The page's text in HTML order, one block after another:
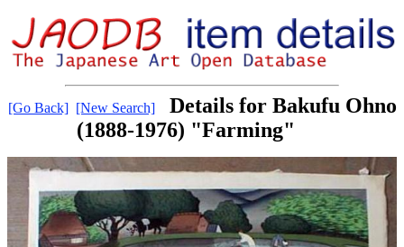
[Go Back] [New Search]
Details for Bakufu Ohno
(1888-1976) "Farming"